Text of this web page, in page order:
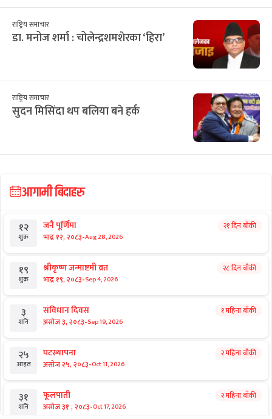
राष्ट्रिय समाचार
डा. मनोज शर्मा : चोलेन्द्रशमशेरका ‘हिरा’
राष्ट्रिय समाचार
सुदन मिसिंदा थप बलिया बने हर्क
आगामी बिदाहरु
१२
शुक्र
जनै पूर्णिमा
भाद्र १२, २०८३-Aug 28, 2026
२१ दिन बाँकी
१९
शुक्र
श्रीकृष्ण जन्माष्टमी व्रत
भाद्र १९, २०८३-Sep 4, 2026
२८ दिन बाँकी
३
शनि
संविधान दिवस
असोज ३, २०८३-Sep 19, 2026
१ महिना बाँकी
२५
आइत
घटस्थापना
असोज २५, २०८३-Oct 11, 2026
२ महिना बाँकी
३१
शनि
फूलपाती
असोज ३१ , २०८३-Oct 17, 2026
२ महिना बाँकी